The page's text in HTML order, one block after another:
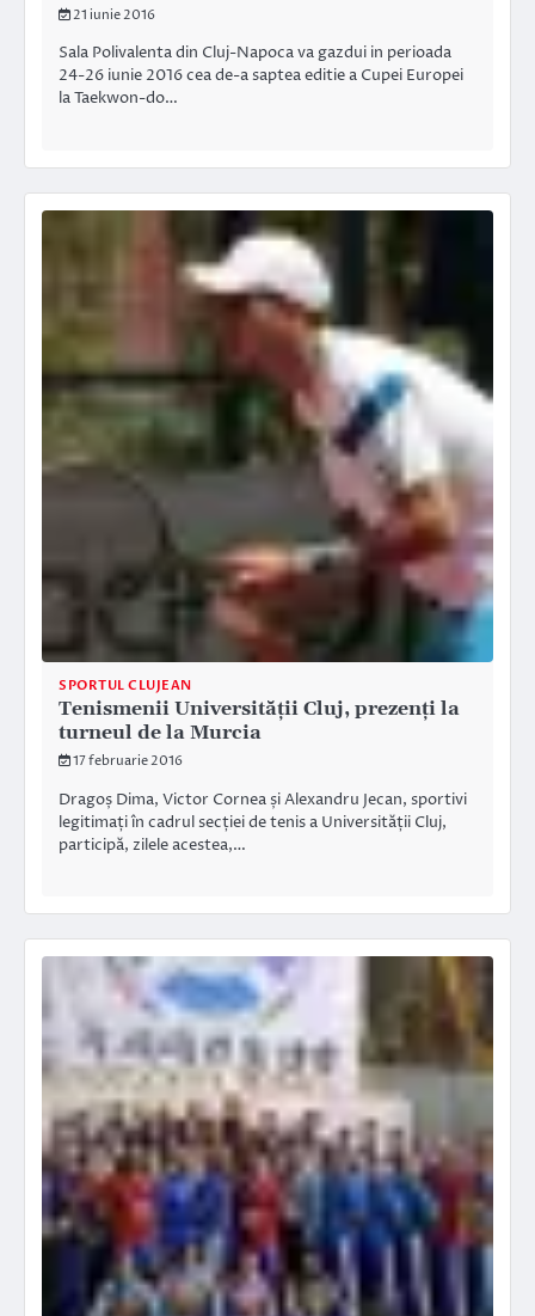
21 iunie 2016
Sala Polivalenta din Cluj-Napoca va gazdui in perioada
24-26 iunie 2016 cea de-a saptea editie a Cupei Europei
la Taekwon-do…
SPORTUL CLUJEAN
Tenismenii Universității Cluj, prezenți la
turneul de la Murcia
17 februarie 2016
Dragoș Dima, Victor Cornea și Alexandru Jecan, sportivi
legitimați în cadrul secției de tenis a Universității Cluj,
participă, zilele acestea,…